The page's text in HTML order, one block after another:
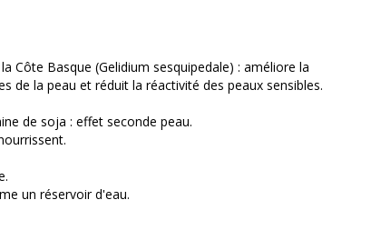
Côte Basque (Gelidium sesquipedale) : améliore la
de la peau et réduit la réactivité des peaux sensibles.
de soja : effet seconde peau.
un réservoir d'eau.